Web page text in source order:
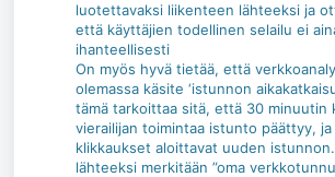
luotettavaksi liikenteen lähteeksi ja
että käyttäjien todellinen selailu ei
ihanteellisesti
On myös hyvä tietää, että
olemassa käsite ‘istunnon
tämä tarkoittaa sitä, että 30 minuutin
vierailijan toimintaa istunto päättyy, ja
klikkaukset aloittavat uuden
lähteeksi merkitään ”oma